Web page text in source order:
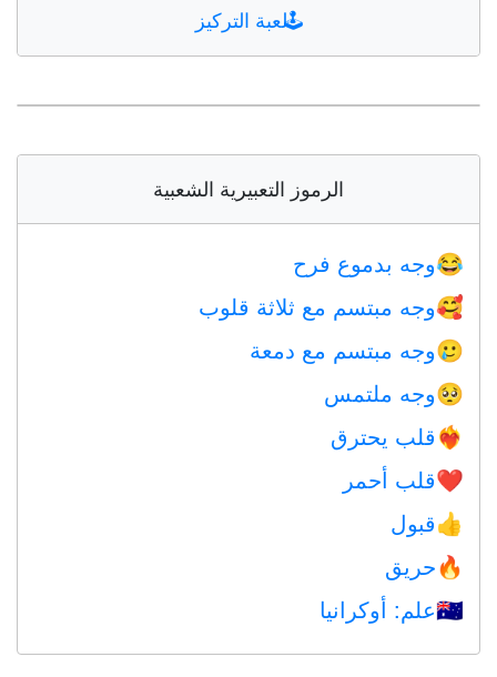
🕹️لعبة التركيز
الرموز التعبيرية الشعبية
😂وجه بدموع فرح
🥰وجه مبتسم مع ثلاثة قلوب
🥲وجه مبتسم مع دمعة
🥺وجه ملتمس
❤️‍🔥 قلب يحترق
❤️قلب أحمر
👍قبول
🔥حريق
🇺🇦علم: أوكرانيا